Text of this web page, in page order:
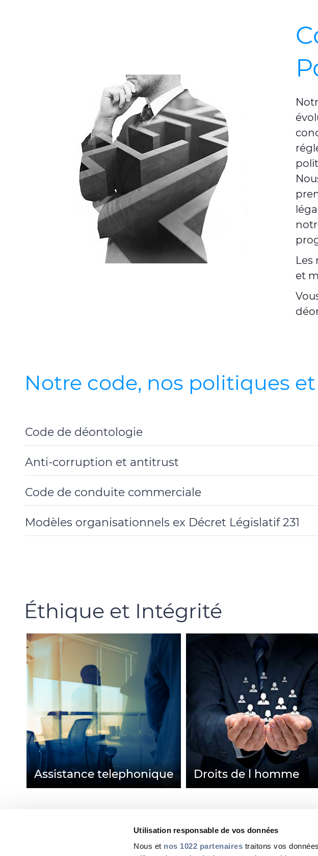
Utilisation responsable de vos données
Nous et nos 1022 partenaires traitons vos
Les
et
Notre code, nos politiques
Code de déontologie
Toggle
Details
Anti-corruption et antitrust
Toggle
Details
Code de conduite commerciale
Toggle
Details
Modèles organisationnels ex Décret Législatif 231
Toggle
Éthique et Intégrité
Assistance telephonique Droits de l homme